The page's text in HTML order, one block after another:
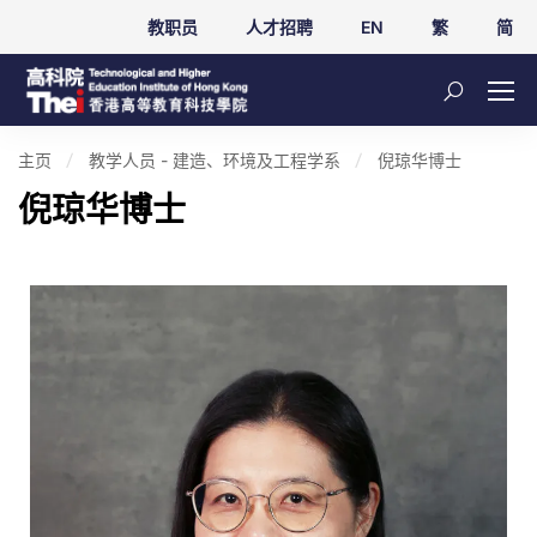
教职员 人才招聘 EN 繁 简
主页 教学人员 - 建造、环境及工程学系 倪琼华博士
倪琼华博士